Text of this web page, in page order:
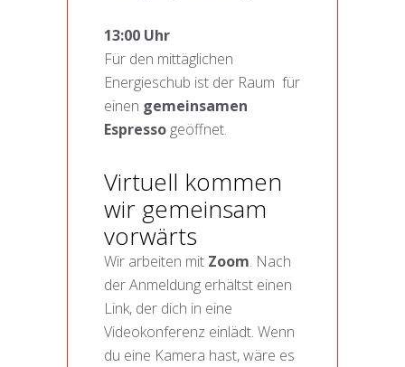
13:00 Uhr
Für den mittäglichen
Energieschub ist der Raum für
einen gemeinsamen
Espresso geöffnet.
Virtuell kommen
wir gemeinsam
vorwärts
Wir arbeiten mit Zoom. Nach
der Anmeldung erhältst einen
Link, der dich in eine
Videokonferenz einlädt. Wenn
du eine Kamera hast, wäre es